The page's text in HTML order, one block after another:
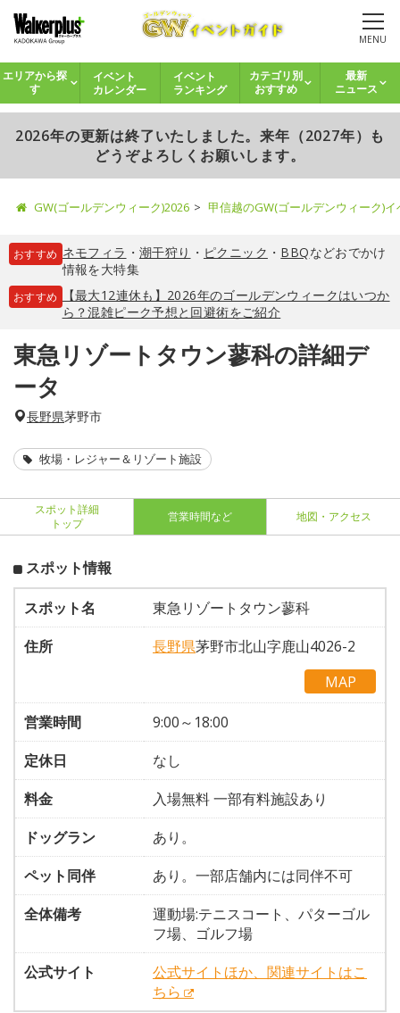
MENU
エリアから探
す
イベント
カレンダー
イベント
ランキング
カテゴリ別
おすすめ
最新
ニュース
2026年の更新は終了いたしました。来年（2027年）も
どうぞよろしくお願いします。
GW(ゴールデンウィーク)2026 甲信越のGW(ゴールデンウィーク)
おすすめ ネモフィラ ・ 潮干狩り ・ ピクニック ・ BBQなどおでかけ
情報を大特集
おすすめ
【最大12連休も】2026年のゴールデンウィークはいつか
ら？混雑ピーク予想と回避術をご紹介
東急リゾートタウン蓼科の詳細デ
ータ
長野県茅野市
牧場・レジャー＆リゾート施設
スポット詳細
トップ
営業時間など 地図・アクセス
スポット情報
スポット名
東急リゾートタウン蓼科
住所
長野県茅野市北山字鹿山4026-2
MAP
営業時間
9:00～18:00
定休日
なし
料金
入場無料 一部有料施設あり
ドッグラン
あり。
ペット同伴
あり。一部店舗内には同伴不可
全体備考
運動場:テニスコート、パターゴル
フ場、ゴルフ場
公式サイト
公式サイトほか、関連サイトはこ
ちら